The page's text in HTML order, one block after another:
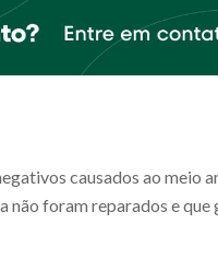
causados ao meio
foram reparados e